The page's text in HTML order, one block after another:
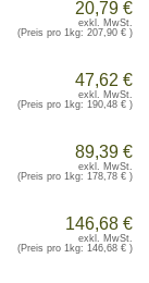
20,79 €
exkl. MwSt.
(Preis pro 1kg: 207,90 €)
47,62 €
exkl. MwSt.
(Preis pro 1kg: 190,48 €)
89,39 €
exkl. MwSt.
(Preis pro 1kg: 178,78 €)
146,68 €
exkl. MwSt.
(Preis pro 1kg: 146,68 €)